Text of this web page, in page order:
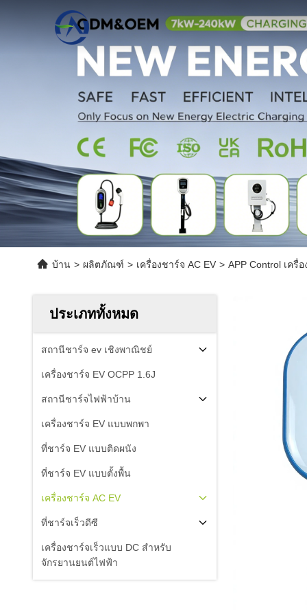
บ้าน > ผลิตภัณฑ์ > เครื่องชาร์จ AC EV > APP Control เค
ประเภททั้งหมด
สถานีชาร์จ ev เชิงพาณิชย์
เครื่องชาร์จ EV OCPP 1.6J
สถานีชาร์จไฟฟ้าบ้าน
เครื่องชาร์จ EV แบบพกพา
ที่ชาร์จ EV แบบติดผนัง
ที่ชาร์จ EV แบบตั้งพื้น
เครื่องชาร์จ AC EV
ที่ชาร์จเร็วดีซี
เครื่องชาร์จเร็วแบบ DC สําหรับ
จักรยานยนต์ไฟฟ้า